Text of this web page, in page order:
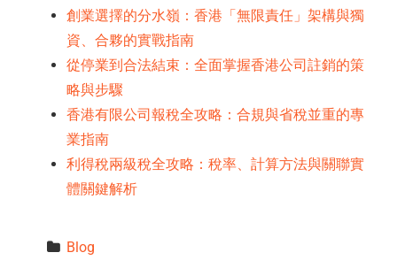
創業選擇的分水嶺：香港「無限責任」架構與獨
資、合夥的實戰指南
從停業到合法結束：全面掌握香港公司註銷的策
略與步驟
香港有限公司報稅全攻略：合規與省稅並重的專
業指南
利得稅兩級稅全攻略：稅率、計算方法與關聯實
體關鍵解析
Blog